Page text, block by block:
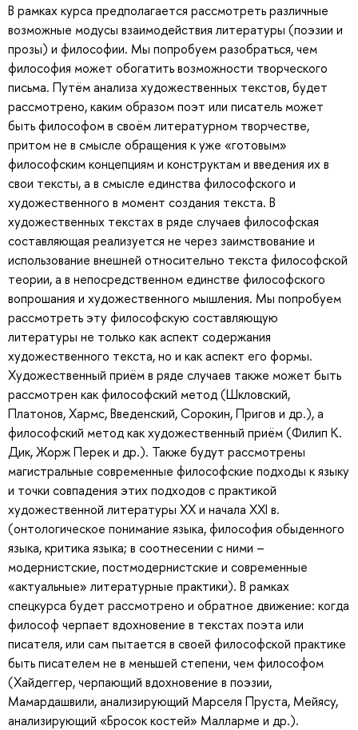
В рамках курса предполагается рассмотреть различные
возможные модусы взаимодействия литературы (поэзии и
прозы) и философии. Мы попробуем разобраться, чем
философия может обогатить возможности творческого
письма. Путём анализа художественных текстов, будет
рассмотрено, каким образом поэт или писатель может
быть философом в своём литературном творчестве,
притом не в смысле обращения к уже «готовым»
философским концепциям и конструктам и введения их в
свои тексты, а в смысле единства философского и
художественного в момент создания текста. В
художественных текстах в ряде случаев философская
составляющая реализуется не через заимствование и
использование внешней относительно текста философской
теории, а в непосредственном единстве философского
вопрошания и художественного мышления. Мы попробуем
рассмотреть эту философскую составляющую
литературы не только как аспект содержания
художественного текста, но и как аспект его формы.
Художественный приём в ряде случаев также может быть
рассмотрен как философский метод (Шкловский,
Платонов, Хармс, Введенский, Сорокин, Пригов и др.), а
философский метод как художественный приём (Филип К.
Дик, Жорж Перек и др.). Также будут рассмотрены
магистральные современные философские подходы к языку
и точки совпадения этих подходов с практикой
художественной литературы XX и начала XXI в.
(онтологическое понимание языка, философия обыденного
языка, критика языка; в соотнесении с ними –
модернистские, постмодернистские и современные
«актуальные» литературные практики). В рамках
спецкурса будет рассмотрено и обратное движение: когда
философ черпает вдохновение в текстах поэта или
писателя, или сам пытается в своей философской практике
быть писателем не в меньшей степени, чем философом
(Хайдеггер, черпающий вдохновение в поэзии,
Мамардашвили, анализирующий Марселя Пруста, Мейясу,
анализирующий «Бросок костей» Малларме и др.).